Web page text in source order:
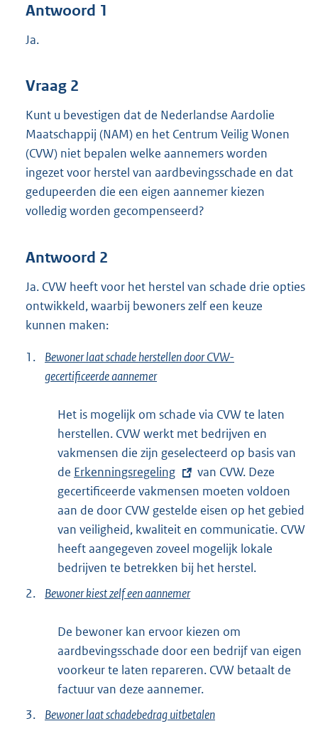
Antwoord 1
Ja.
Vraag 2
Kunt u bevestigen dat de Nederlandse Aardolie
Maatschappij (NAM) en het Centrum Veilig Wonen
(CVW) niet bepalen welke aannemers worden
ingezet voor herstel van aardbevingsschade en dat
gedupeerden die een eigen aannemer kiezen
volledig worden gecompenseerd?
Antwoord 2
Ja. CVW heeft voor het herstel van schade drie opties
ontwikkeld, waarbij bewoners zelf een keuze
kunnen maken:
1.
Bewoner laat schade herstellen door CVW-
gecertificeerde aannemer
Het is mogelijk om schade via CVW te laten
herstellen. CVW werkt met bedrijven en
vakmensen die zijn geselecteerd op basis van
de E
x
t
e
r
n
i
n
:
Erkenningsregeling
van CVW. Deze
gecertificeerde vakmensen moeten voldoen
aan de door CVW gestelde eisen op het gebied
van veiligheid, kwaliteit en communicatie. CVW
heeft aangegeven zoveel mogelijk lokale
bedrijven te betrekken bij het herstel.
2.
Bewoner kiest zelf een aannemer
De bewoner kan ervoor kiezen om
aardbevingsschade door een bedrijf van eigen
voorkeur te laten repareren. CVW betaalt de
factuur van deze aannemer.
3.
Bewoner laat schadebedrag uitbetalen